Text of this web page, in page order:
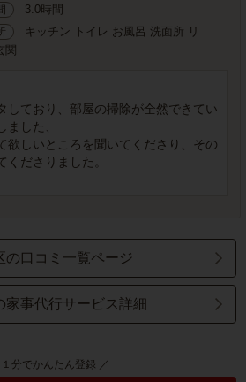
3.0時間
キッチン トイレ お風呂 洗面所 リ
関
しており、部屋の掃除が全然できてい
ました、
欲しいところを聞いてくださり、その
ださりました。
の口コミ一覧ページ
家事代行サービス詳細
１分でかんたん登録 ／